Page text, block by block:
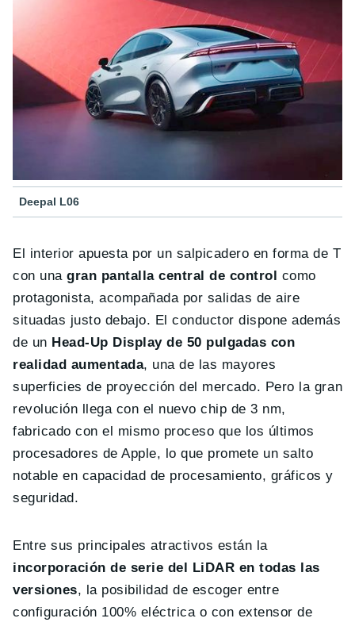
Deepal L06
El interior apuesta por un salpicadero en forma de T
con unagran pantalla central de control
como
protagonista, acompañada por salidas de aire
situadas justo debajo. El conductor dispone además
de un Head-Up Display de 50 pulgadas con
realidad aumentada, una de las mayores
superficies de proyección del mercado. Pero la gran
revolución llega con el nuevo chip de 3 nm,
fabricado con el mismo proceso que los últimos
procesadores de Apple, lo que promete un salto
notable en capacidad de procesamiento, gráficos y
seguridad.
Entre sus principales atractivos están la
incorporación de serie del LiDAR en todas las
versiones, la posibilidad de escoger entre
configuración 100% eléctrica o con extensor de